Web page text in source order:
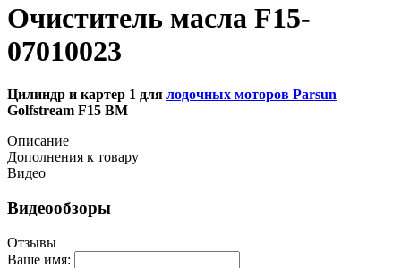
Очиститель масла F15-
07010023
Цилиндр и картер 1 для лодочных моторов Parsun
Golfstream F15 BM
Описание
Дополнения к товару
Видео
Видеообзоры
Отзывы
Ваше имя: